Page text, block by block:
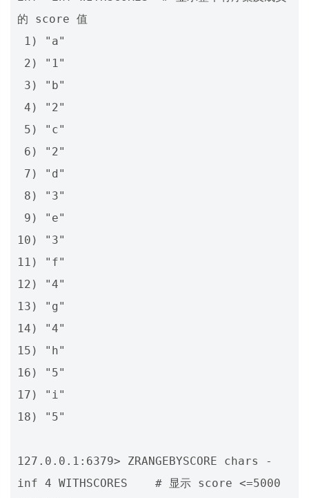
的 score 值
10) "3"
11) "f"
12) "4"
13) "g"
14) "4"
15) "h"
16) "5"
17) "i"
18) "5"
127.0.0.1:6379> ZRANGEBYSCORE chars -
inf 4 WITHSCORES    # 显示 score <=5000